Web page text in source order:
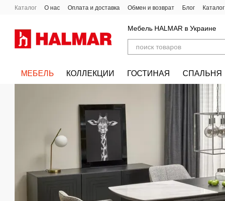
Перейти к основному контенту
Каталог О нас Оплата и доставка Обмен и возврат Блог Каталог
Мебель HALMAR в Украине
МЕБЕЛЬ КОЛЛЕКЦИИ ГОСТИНАЯ СПАЛЬНЯ